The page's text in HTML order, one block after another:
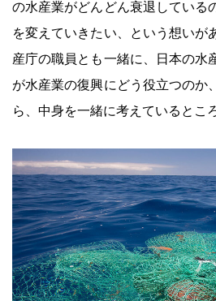
の水産業がどんどん衰退している
を変えていきたい、という想いが
産庁の職員とも一緒に、日本の水
が水産業の復興にどう役立つのか
ら、中身を一緒に考えているとこ